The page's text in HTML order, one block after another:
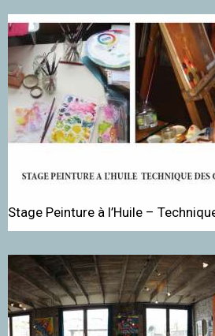
Stage Peinture à l’Huile –